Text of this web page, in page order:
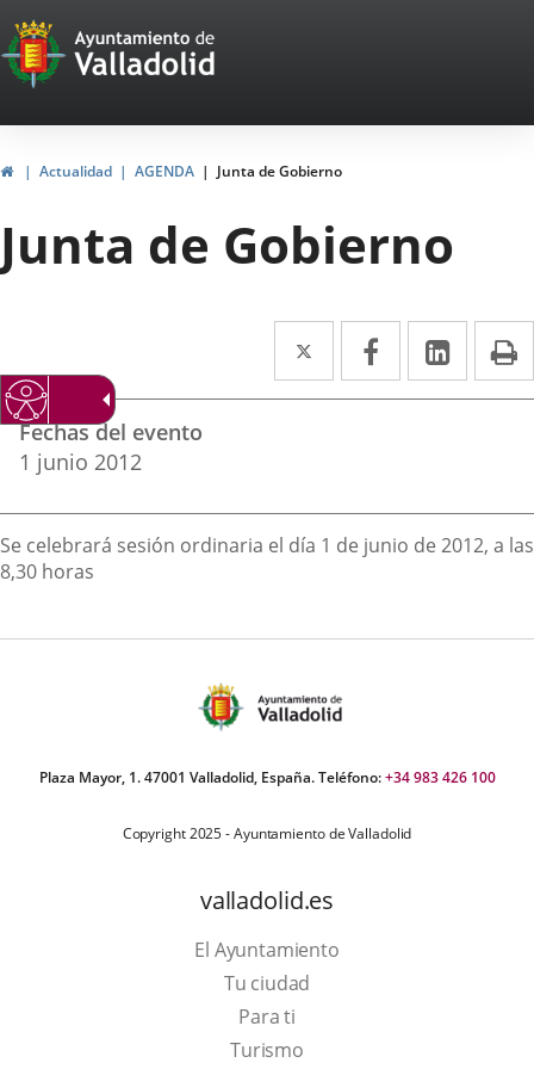
Portal
Web
del
Ayuntamiento
de
Valladolid
HomeActualidad AGENDA Junta de Gobierno
Junta de Gobierno
Twitter
Enlace
a
externa.
Facebook
Enlace
a
externa.
Enlace
a
Datos
del
evento
Fechas del evento
1 junio 2012
Descripción
Se celebrará sesión ordinaria el día 1 de junio de 2012, a las
8,30 horas
Plaza Mayor, 1. 47001 Valladolid, España. Teléfono:+34 983 426 100
Copyright 2025 - Ayuntamiento de Valladolid
valladolid.es
El Ayuntamiento
Tu ciudad
Para ti
TurismoThis